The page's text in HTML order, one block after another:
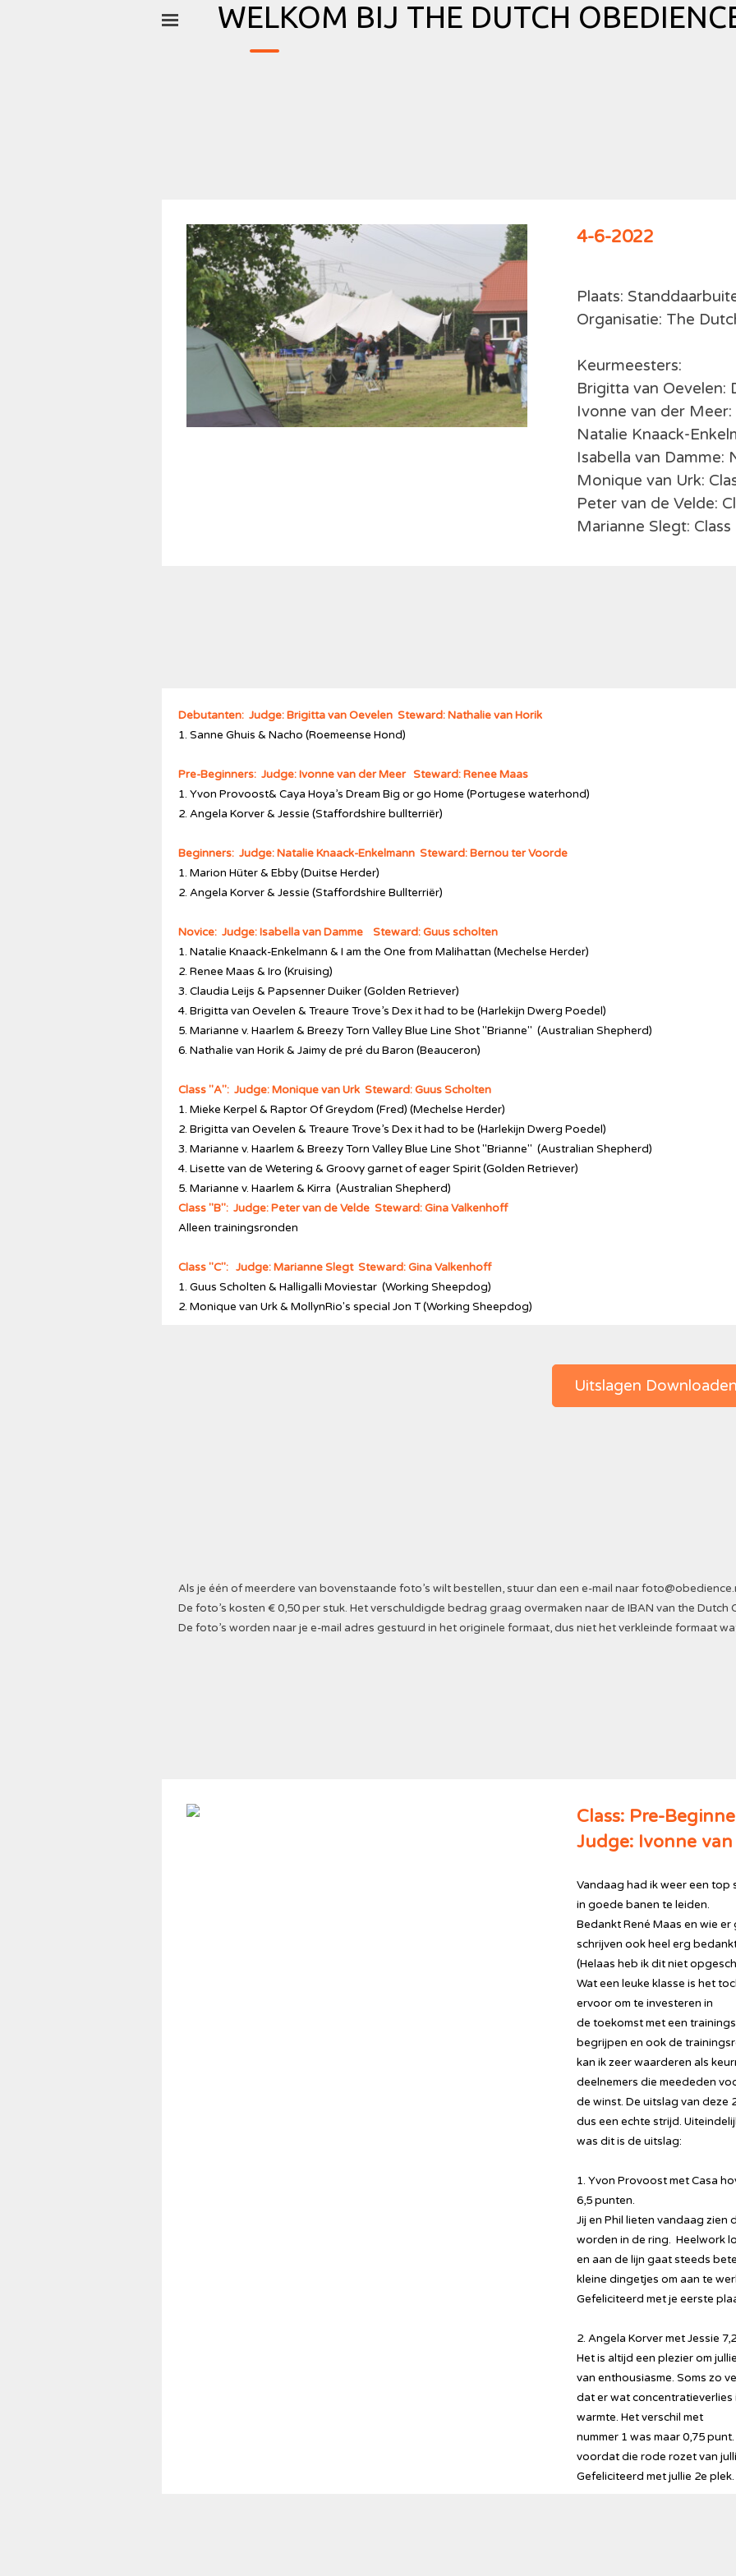
_
WELKOM BIJ THE DUTCH
Menu overslaan
4-6-2022
Plaats:
Organisatie: The
Keurmeesters:
Brigitta van Oevelen:
Ivonne van der
Natalie Knaack-
Isabella van Damme:
Monique van Urk:
Peter van de Velde:
Marianne Slegt: Class
Debutanten: Judge: Brigitta van Oevelen Steward: Nathalie van Horik
1. Sanne Ghuis & Nacho (Roemeense Hond)
Pre-Beginners: Judge: Ivonne van der Meer Steward: Renee Maas
1. Yvon Provoost& Caya Hoya’s Dream Big or go Home (Portugese waterhond)
2. Angela Korver & Jessie (Staffordshire bullterriër)
Beginners: Judge: Natalie Knaack-Enkelmann Steward: Bernou ter Voorde
1. Marion Hüter & Ebby (Duitse Herder)
2. Angela Korver & Jessie (Staffordshire Bullterriër)
Novice: Judge: Isabella van Damme Steward: Guus scholten
1. Natalie Knaack-Enkelmann & I am the One from Malihattan (Mechelse Herder)
2. Renee Maas & Iro (Kruising)
3. Claudia Leijs & Papsenner Duiker (Golden Retriever)
4. Brigitta van Oevelen & Treaure Trove’s Dex it had to be (Harlekijn Dwerg Poedel)
5. Marianne v. Haarlem & Breezy Torn Valley Blue Line Shot "Brianne" (Australian Shepherd)
6. Nathalie van Horik & Jaimy de pré du Baron (Beauceron)
Class "A": Judge: Monique van Urk Steward: Guus Scholten
1. Mieke Kerpel & Raptor Of Greydom (Fred) (Mechelse Herder)
2. Brigitta van Oevelen & Treaure Trove’s Dex it had to be (Harlekijn Dwerg Poedel)
3. Marianne v. Haarlem & Breezy Torn Valley Blue Line Shot "Brianne" (Australian Shepherd)
4. Lisette van de Wetering & Groovy garnet of eager Spirit (Golden Retriever)
5. Marianne v. Haarlem & Kirra (Australian Shepherd)
Class "B": Judge: Peter van de Velde Steward: Gina Valkenhoff
Alleen trainingsronden
Class "C": Judge: Marianne Slegt Steward: Gina Valkenhoff
1. Guus Scholten & Halligalli Moviestar (Working Sheepdog)
2. Monique van Urk & MollynRio's special Jon T (Working Sheepdog)
Uitslagen
Als je één of meerdere van bovenstaande foto’s wilt bestellen, stuur dan een e-mail naar
De foto’s kosten € 0,50 per stuk. Het verschuldigde bedrag graag overmaken naar de IBAN van the Dutch
De foto’s worden naar je e-mail adres gestuurd in het originele formaat, dus niet het verkleinde formaat
Class: Pre-
Judge: Ivonne
Vandaag had ik weer een top
in goede banen te leiden.
Bedankt René Maas en wie
schrijven ook heel erg
(Helaas heb ik dit niet
Wat een leuke klasse is het
ervoor om te investeren in
de toekomst met een
begrijpen en ook de
kan ik zeer waarderen als
deelnemers die meededen
de winst. De uitslag van deze
dus een echte strijd.
was dit is de uitslag:
1. Yvon Provoost met Casa
6,5 punten.
Jij en Phil lieten vandaag zien
worden in de ring. Heelwork
en aan de lijn gaat steeds
kleine dingetjes om aan te
Gefeliciteerd met je eerste
2. Angela Korver met Jessie
Het is altijd een plezier om
van enthousiasme. Soms zo
dat er wat concentratieverlies
warmte. Het verschil met
nummer 1 was maar 0,75
voordat die rode rozet van
Gefeliciteerd met jullie 2e plek.